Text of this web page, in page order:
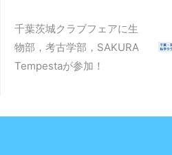
千葉茨城クラブフェアに生
物部，考古学部，SAKURA
Tempestaが参加！